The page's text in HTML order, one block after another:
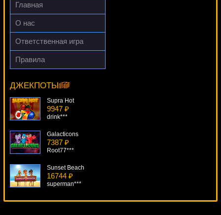
blogolet***
Главная
О нас
Ответственная игра
Правила
ДЖЕКПОТЫ
Jungle Spirit: Call Of The Wild
Lucy***
Supra Hot
9947 ₽
drink***
Galacticons
7387 ₽
Root77***
Sunset Beach
16744 ₽
superman***
Black Widow